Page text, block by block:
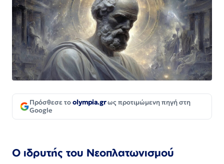
Πρόσθεσε τοolympia.grως προτιμώμενη πηγή στη
Google
Ο ιδρυτής του Νεοπλατωνισμού